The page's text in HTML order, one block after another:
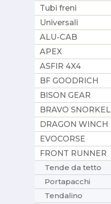
Tubi freni
Universali
ALU-CAB
APEX
ASFIR 4X4
BF GOODRICH
BISON GEAR
BRAVO SNORKEL
DRAGON WINCH
EVOCORSE
FRONT RUNNER
Tende da tetto
Portapacchi
Tendalino